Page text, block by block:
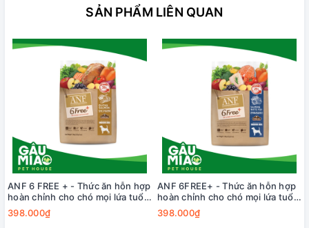
SẢN PHẨM LIÊN QUAN
ANF 6 FREE + - Thức ăn hỗn hợp
hoàn chỉnh cho chó mọi lứa tuổi
vị Vịt và Cá hồi 1.6kg
398.000₫
ANF 6FREE+ - Thức ăn hỗn hợp
hoàn chỉnh cho chó mọi lứa tuổi
vị Cá hồi với Cá thịt trắng
398.000₫